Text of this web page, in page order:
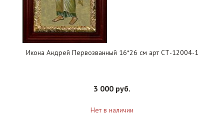
Икона Андрей Первозванный 16*26 см арт СТ-12004-1
3 000 руб.
Нет в наличии